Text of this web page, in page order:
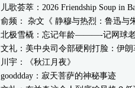
儿歌荟萃：2026 Friendship Soup in
俞频： 杂文《 静穆与热烈：鲁迅与
北极雪橇：忘记年龄———-记网球
文礼：美中央司令部硬刚打脸：伊
川宇：《秋江月夜》
gooddday：寂天菩萨的神秘事迹